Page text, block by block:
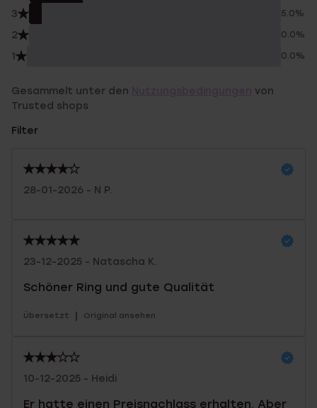
3 5.0%
2 0.0%
1 0.0%
Gesammelt unter den
von
Trusted shops
Filter
28-01-2026 - N P.
23-12-2025 - Natascha K.
Schöner Ring und gute Qualität
Übersetzt | Original ansehen
10-12-2025 - Heidi
Er hatte einen Preisnachlass erhalten. Aber